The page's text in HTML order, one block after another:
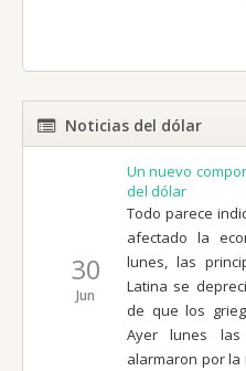
Noticias del dólar
30
Jun
Un nuevo
del dólar
Todo parece
afectado la
lunes, las
Latina se
de que los
Ayer lunes las
alarmaron por la